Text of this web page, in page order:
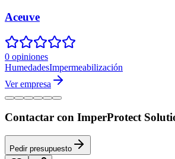
Aceuve
0 opiniones
HumedadesImpermeabilización
Ver empresa
Contactar con ImperProtect
Pedir presupuesto